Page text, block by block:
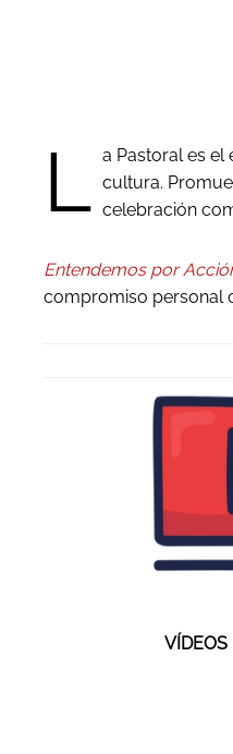
L a Pastoral es
cultura.
celebración
Entendemos por
compromiso personal